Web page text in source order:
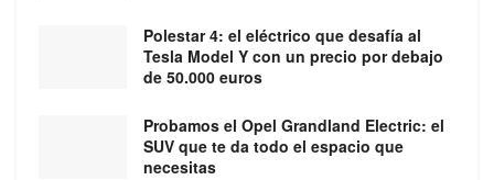
Polestar 4: el eléctrico que desafía al
Tesla Model Y con un precio por debajo
de 50.000 euros
Probamos el Opel Grandland Electric: el
SUV que te da todo el espacio que
necesitas